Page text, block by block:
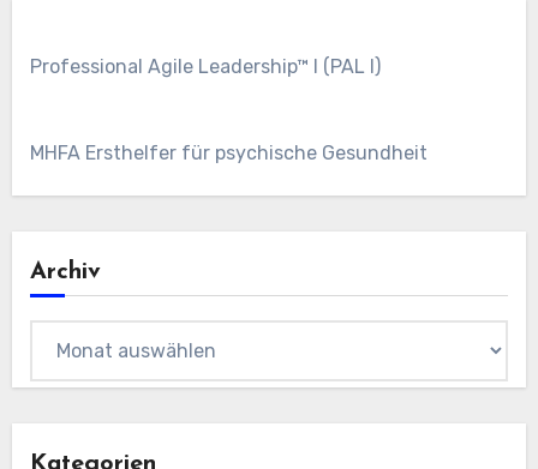
Professional Agile Leadership™ I (PAL I)
MHFA Ersthelfer für psychische Gesundheit
Archiv
Kategorien